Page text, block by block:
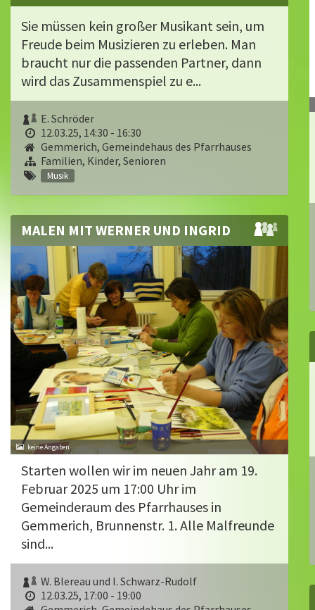
Sie müssen kein großer Musikant sein, um
Freude beim Musizieren zu erleben. Man
braucht nur die passenden Partner, dann
wird das Zusammenspiel zu e...
E. Schröder
12.03.25, 14:30 - 16:30
Gemmerich, Gemeindehaus des Pfarrhauses
Familien, Kinder, Senioren
Musik
MALEN MIT WERNER UND INGRID
Starten wollen wir im neuen Jahr am 19.
Februar 2025 um 17:00 Uhr im
Gemeinderaum des Pfarrhauses in
Gemmerich, Brunnenstr. 1. Alle Malfreunde
sind...
W. Blereau und I. Schwarz-Rudolf
12.03.25, 17:00 - 19:00